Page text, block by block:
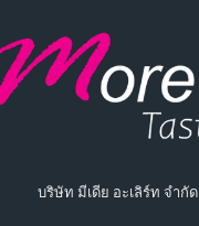
บริษัท มีเดีย อะเลิร์ท จำกั